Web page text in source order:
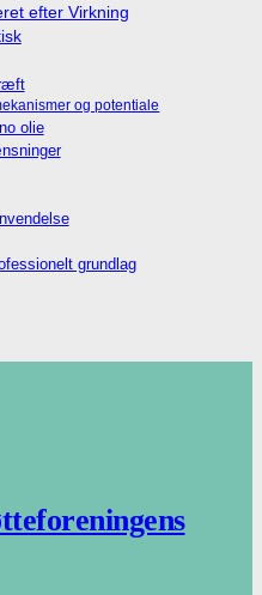
efter Virkning
og potentiale
olie
grundlag